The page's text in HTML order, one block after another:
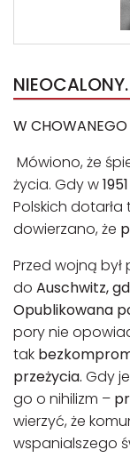
W CHOWANEGO
Mówiono, że
życia. Gdy w
Polskich
dowierzano, że
Przed wojną był
do Auschwitz,
Opublikowana
pory nie
tak
przeżycia. Gdy
go o nihilizm –
wierzyć, że
wspanialszego